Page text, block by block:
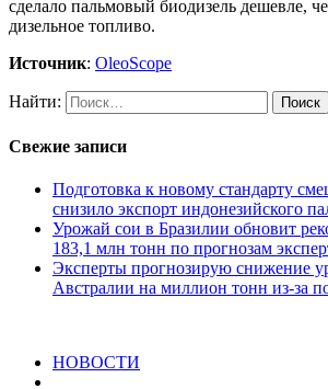
сделало пальмовый биодизель дешевле,
дизельное топливо.
Источник: OleoScope
Найти:
Свежие записи
Подготовка к новому стандарту
снизило экспорт индонезийского
Урожай сои в Бразилии обновит
183,1 млн тонн по прогнозам
Эксперты прогнозирую снижение
Австралии на миллион тонн из‑за
НОВОСТИ